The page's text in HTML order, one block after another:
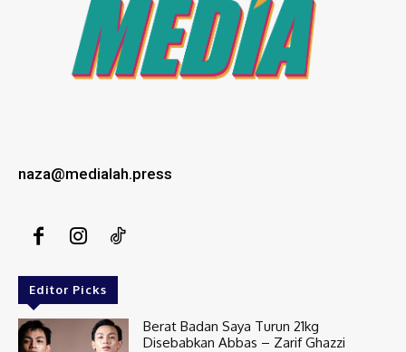
naza@medialah.press
Editor Picks
Berat Badan Saya Turun 21kg
Disebabkan Abbas – Zarif Ghazzi